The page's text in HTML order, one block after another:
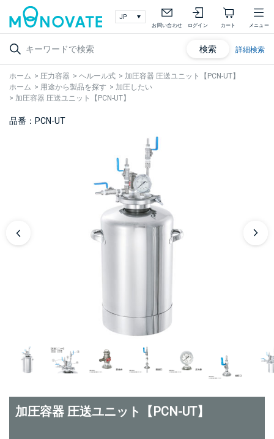
お問い合わせ ログイン カート メニュー
検索 詳細検索
ホーム > 圧力容器 > ヘルール式 > 加圧容器 圧送ユニット【PCN-UT】
ホーム > 用途から製品を探す > 加圧したい
> 加圧容器 圧送ユニット【PCN-UT】
品番：PCN-UT
加圧容器 圧送ユニット【PCN-UT】